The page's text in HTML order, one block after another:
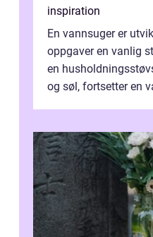
inspiration
En vannsuger er
oppgaver en vanlig
en
og søl, fortsetter en